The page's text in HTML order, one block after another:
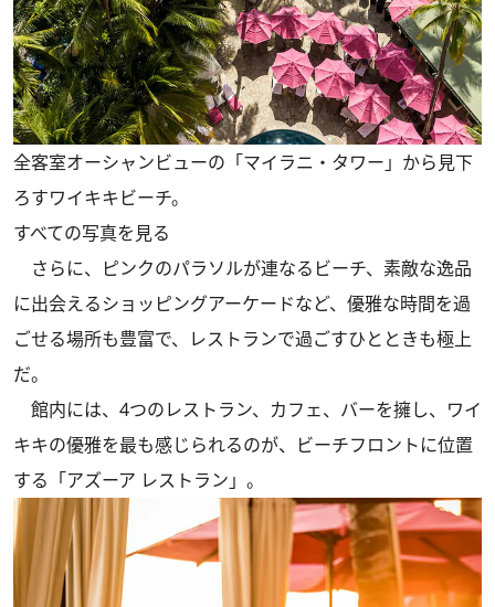
全客室オーシャンビューの「マイラニ・タワー」から見下
ろすワイキキビーチ。
すべての写真を見る
さらに、ピンクのパラソルが連なるビーチ、素敵な逸品
に出会えるショッピングアーケードなど、優雅な時間を過
ごせる場所も豊富で、レストランで過ごすひとときも極上
だ。
館内には、4つのレストラン、カフェ、バーを擁し、ワイ
キキの優雅を最も感じられるのが、ビーチフロントに位置
する「アズーア レストラン」。